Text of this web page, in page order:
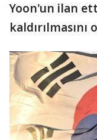
Yoon'un ilan